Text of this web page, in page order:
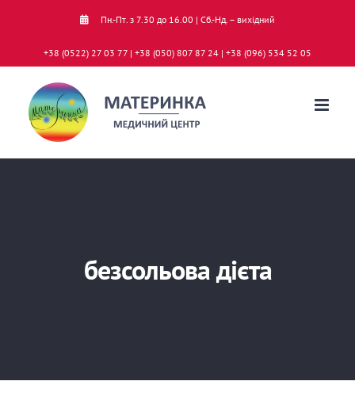
Пн.-Пт. з 7.30 до 16.00 | Сб.-Нд. – вихідний
+38 (0522) 27 03 77 | +38 (050) 807 87 24 | +38 (096) 534 52 05
безсольова дієта